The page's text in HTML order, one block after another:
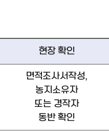
현장 확인
면적조사서작성,
농지소유자
또는 경작자
동반 확인